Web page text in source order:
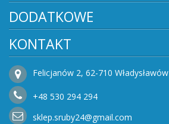
DODATKOWE
KONTAKT
Felicjanów 2, 62-710 Władysławów
+48 530 294 294
sklep.sruby24@gmail.com